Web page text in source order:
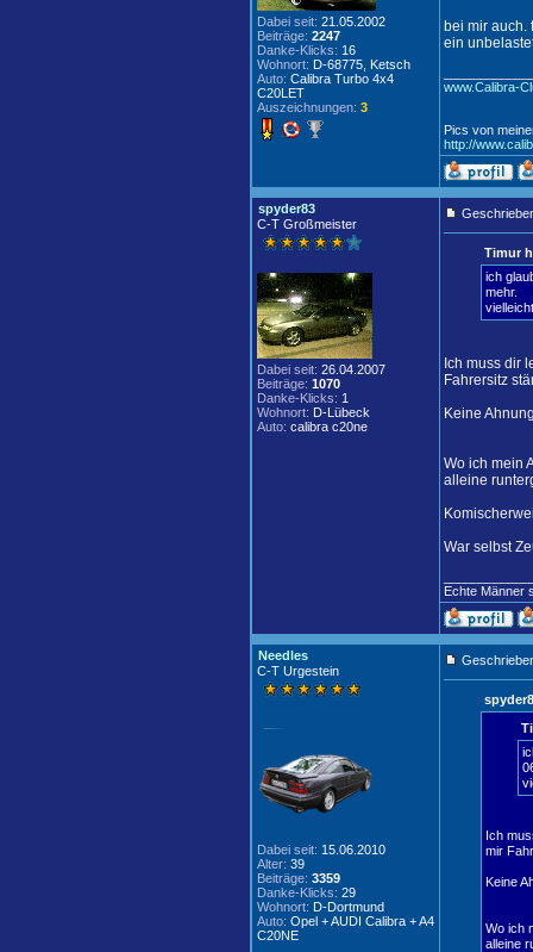
Dabei seit: 21.05.2002
Beiträge: 2247
Danke-Klicks: 16
Wohnort: D-68775, Ketsch
Auto: Calibra Turbo 4x4
C20LET
Auszeichnungen: 3
bei mir auch.
ein
www.Calibra-
Pics von
http://
spyder83
C-T Großmeister
Dabei seit: 26.04.2007
Beiträge: 1070
Danke-Klicks: 1
Wohnort: D-Lübeck
Auto: calibra c20ne
Timur
ich
mehr.
Ich muss dir
Fahrersitz
Keine
Wo ich mein
alleine
War selbst
Echte Männer
Needles
C-T Urgestein
Dabei seit: 15.06.2010
Alter: 39
Beiträge: 3359
Danke-Klicks: 29
Wohnort: D-Dortmund
Auto: Opel + AUDI Calibra + A4
C20NE
Ich
mir
Keine
Wo ich
alleine